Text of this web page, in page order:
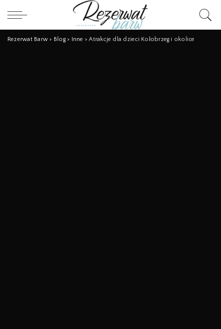
Rezerwat Barw > Blog> Inne >Atrakcje dla dzieci Kołobrzeg i okolice